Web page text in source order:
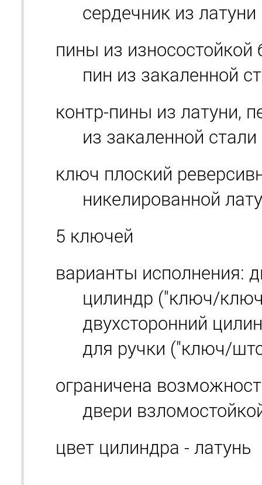
сердечник из латуни
пины из
пин из закаленной
контр-пины из латуни,
из закаленной стали
ключ плоский
никелированной
5 ключей
варианты исполнения:
цилиндр ("ключ/
двухсторонний
для ручки ("ключ/
ограничена
двери
цвет цилиндра - латунь